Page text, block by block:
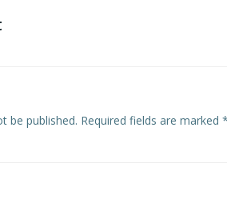
be published. Required fields are marked *